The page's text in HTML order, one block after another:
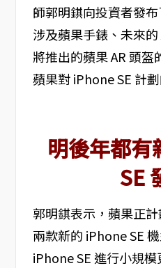
師郭明錤向投資者發
涉及蘋果手錶、未來
將推出的蘋果 AR 頭
蘋果對 iPhone SE 計
明後年都
SE
郭明錤表示，蘋果正
兩款新的 iPhone SE
iPhone SE 進行小規